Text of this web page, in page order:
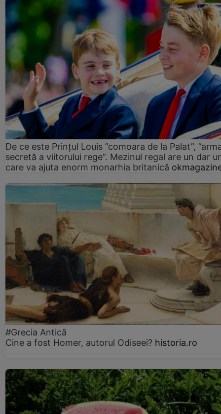
De ce este Prințul Louis ”comoara de la Palat”,
secretă a viitorului rege”. Mezinul regal are un dar
care va ajuta enorm monarhia britanică
#Grecia Antică
Cine a fost Homer, autorul Odiseei? historia.ro